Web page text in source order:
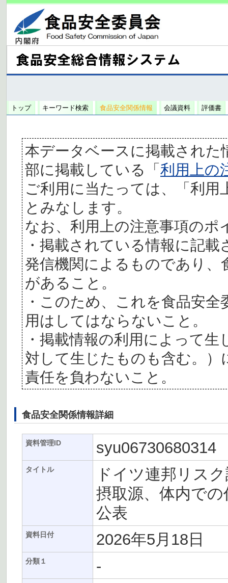
トップ キーワード検索 食品安全関係情報 会議資料 評価書
本データベースに掲載された
部に掲載している「利用上の
ご利用に当たっては、「利
とみなします。
なお、利用上の注意事項の
・掲載されている情報に記
発信機関によるものであり、
があること。
・このため、これを食品安
用はしてはならないこと。
・掲載情報の利用によって
対して生じたものも含む。
責任を負わないこと。
食品安全関係情報詳細
資料管理ID syu06730680314
タイトル
ドイツ連邦リス
摂取源、体内で
公表
資料日付 2026年5月18日
分類１ -